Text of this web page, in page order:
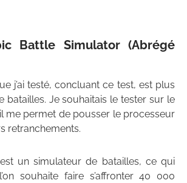
Battle Simulator (Abrégé
j’ai testé, concluant ce test, est plus
batailles. Je souhaitais le tester sur le
me permet de pousser le processeur
retranchements.
un simulateur de batailles, ce qui
souhaite faire s’affronter 40 000